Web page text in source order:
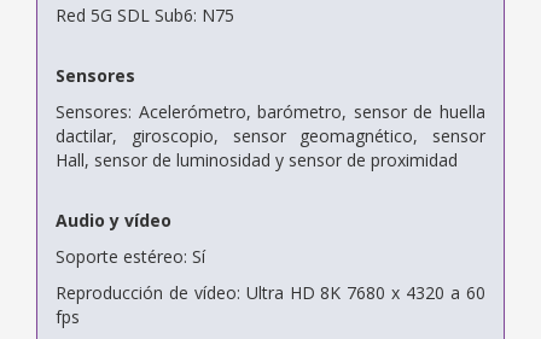
Red 5G SDL Sub6: N75
Sensores
Sensores: Acelerómetro, barómetro, sensor de huella
dactilar, giroscopio, sensor geomagnético, sensor
Hall, sensor de luminosidad y sensor de proximidad
Audio y vídeo
Soporte estéreo: Sí
Reproducción de vídeo: Ultra HD 8K 7680 x 4320 a 60
fps